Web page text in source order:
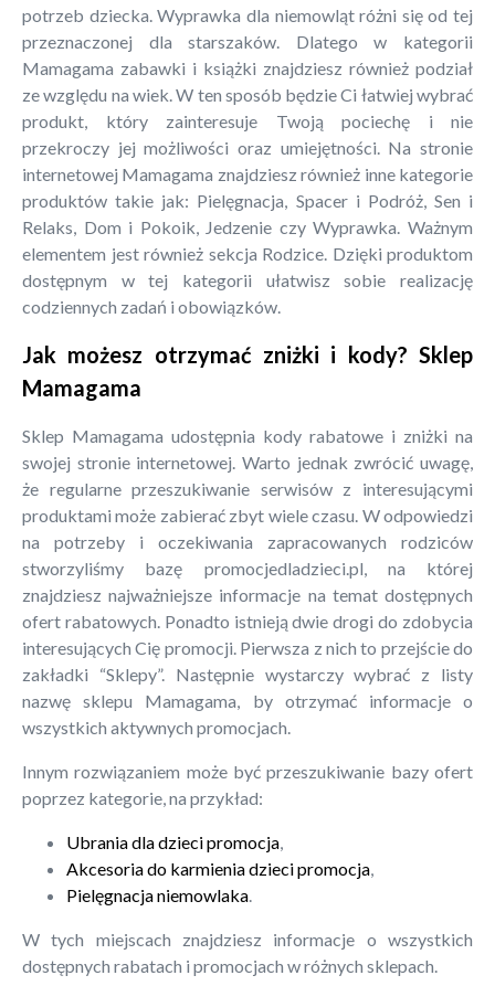
potrzeb dziecka. Wyprawka dla niemowląt różni się od tej
przeznaczonej dla starszaków. Dlatego w kategorii
Mamagama zabawki i książki znajdziesz również podział
ze względu na wiek. W ten sposób będzie Ci łatwiej wybrać
produkt, który zainteresuje Twoją pociechę i nie
przekroczy jej możliwości oraz umiejętności. Na stronie
internetowej Mamagama znajdziesz również inne kategorie
produktów takie jak: Pielęgnacja, Spacer i Podróż, Sen i
Relaks, Dom i Pokoik, Jedzenie czy Wyprawka. Ważnym
elementem jest również sekcja Rodzice. Dzięki produktom
dostępnym w tej kategorii ułatwisz sobie realizację
codziennych zadań i obowiązków.
Jak możesz otrzymać zniżki i kody? Sklep
Mamagama
Sklep Mamagama udostępnia kody rabatowe i zniżki na
swojej stronie internetowej. Warto jednak zwrócić uwagę,
że regularne przeszukiwanie serwisów z interesującymi
produktami może zabierać zbyt wiele czasu. W odpowiedzi
na potrzeby i oczekiwania zapracowanych rodziców
stworzyliśmy bazę promocjedladzieci.pl, na której
znajdziesz najważniejsze informacje na temat dostępnych
ofert rabatowych. Ponadto istnieją dwie drogi do zdobycia
interesujących Cię promocji. Pierwsza z nich to przejście do
zakładki “Sklepy”. Następnie wystarczy wybrać z listy
nazwę sklepu Mamagama, by otrzymać informacje o
wszystkich aktywnych promocjach.
Innym rozwiązaniem może być przeszukiwanie bazy ofert
poprzez kategorie, na przykład:
Ubrania dla dzieci promocja,
Akcesoria do karmienia dzieci promocja,
Pielęgnacja niemowlaka.
W tych miejscach znajdziesz informacje o wszystkich
dostępnych rabatach i promocjach w różnych sklepach.